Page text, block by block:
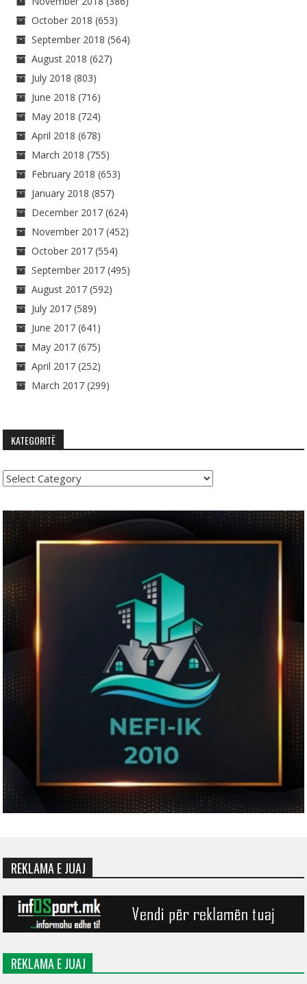
October 2018 (653)
September 2018 (564)
August 2018 (627)
July 2018 (803)
June 2018 (716)
May 2018 (724)
April 2018 (678)
March 2018 (755)
February 2018 (653)
January 2018 (857)
December 2017 (624)
November 2017 (452)
October 2017 (554)
September 2017 (495)
August 2017 (592)
July 2017 (589)
June 2017 (641)
May 2017 (675)
April 2017 (252)
March 2017 (299)
KATEGORITË
Kategoritë
REKLAMA E JUAJ
REKLAMA E JUAJ